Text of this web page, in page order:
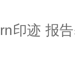
印迹 报